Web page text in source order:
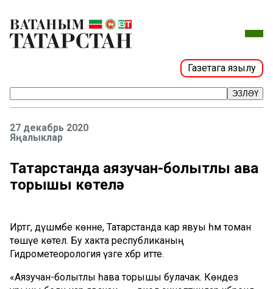
Газетага язылу
ЭЗЛӘҮ
27 декабрь 2020
Яңалыклар
Татарстанда аязучан-болытлы һава
торышы көтелә
Иртәгә, дүшәмбе көнне, Татарстанда кар явуы һәм томан
төшүе көтелә. Бу хакта республиканың
Гидрометеорология үзәге хәбәр итте.
«Аязучан-болытлы һава торышы булачак. Көндез